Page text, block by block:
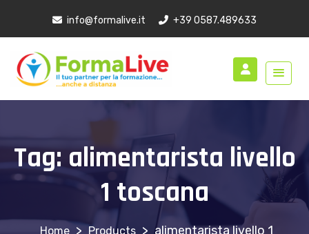
info@formalive.it +39 0587.489633
Tag:alimentarista livello
1 toscana
> Products > alimentarista livello 1